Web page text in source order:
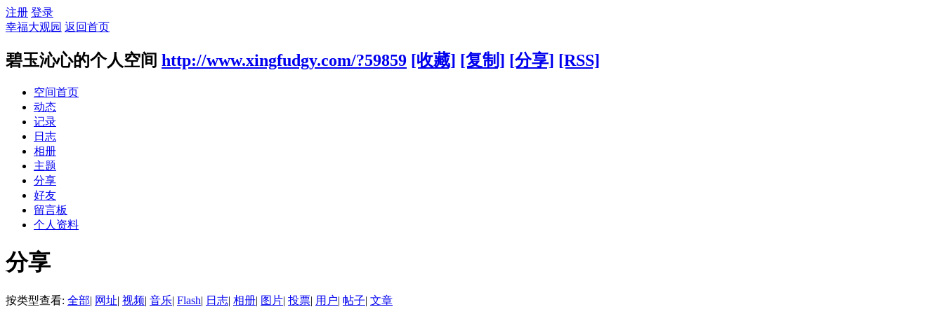
注册 登录
幸福大观园 返回首页
碧玉沁心的个人空间 http://www.xingfudgy.com/?59859 [收藏] [复制] [分享] [RSS]
空间首页
动态
记录
日志
相册
主题
分享
好友
留言板
个人资料
分享
按类型查看: 全部| 网址| 视频| 音乐| Flash| 日志| 相册| 图片| 投票| 用户| 帖子| 文章